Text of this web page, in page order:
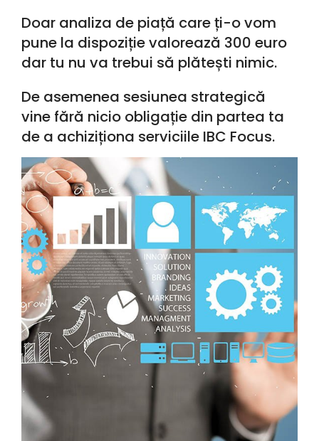
Doar analiza de piață care ți-o vom
pune la dispoziție valorează 300 euro
dar tu nu va trebui să plătești nimic.
De asemenea sesiunea strategică
vine fără nicio obligație din partea ta
de a achiziționa serviciile IBC Focus.